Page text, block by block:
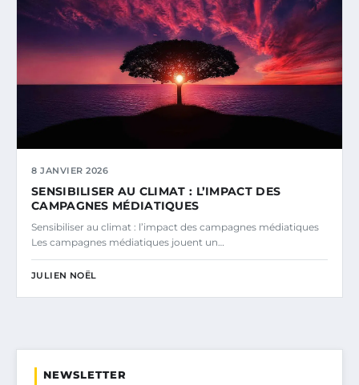
8 JANVIER 2026
SENSIBILISER AU CLIMAT : L’IMPACT DES
CAMPAGNES MÉDIATIQUES
Sensibiliser au climat : l’impact des campagnes médiatiques
Les campagnes médiatiques jouent un…
JULIEN NOËL
NEWSLETTER